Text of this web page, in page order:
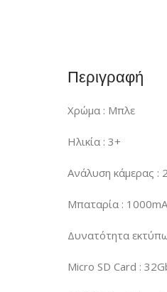
Περιγραφή
Χρώμα : Μπλε
Ηλικία : 3+
Ανάλυση κάμερας :
Μπαταρία :
Δυνατότητα
Micro SD Card :